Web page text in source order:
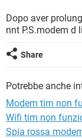
HARDWARE
TIKTOK
HARDWARE
iOS
TIKTOK
Dopo aver
nnt P.S.modem d
Share
Potrebbe anche
Modem tim non
Wifi tim non
Spia rossa